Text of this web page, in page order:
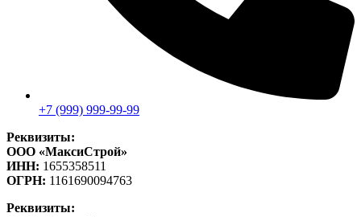
+7 (999) 999-99-99
Реквизиты:
ООО «МаксиСтрой»
ИНН: 1655358511
ОГРН: 1161690094763
Реквизиты: